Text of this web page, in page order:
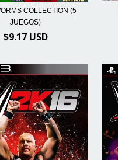
COLLECTION (5
JUEGOS)
$9.17 USD